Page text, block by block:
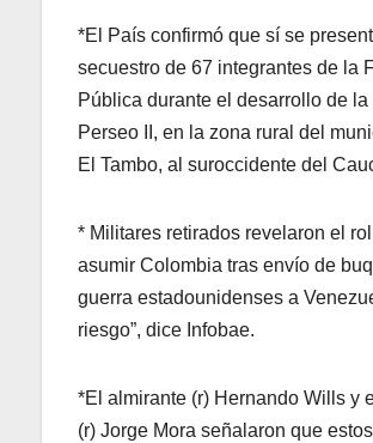
*El País confirmó que sí se
secuestro de 67 integrantes de la
Pública durante el desarrollo de la
Perseo II, en la zona rural del
El Tambo, al suroccidente del
* Militares retirados revelaron el
asumir Colombia tras envío de
guerra estadounidenses a
riesgo”, dice Infobae.
*El almirante (r) Hernando Wills y
(r) Jorge Mora señalaron que estos